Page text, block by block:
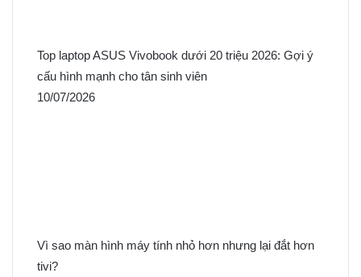
Top laptop ASUS Vivobook dưới 20 triệu 2026: Gợi ý
cấu hình mạnh cho tân sinh viên
10/07/2026
Vì sao màn hình máy tính nhỏ hơn nhưng lại đắt hơn
tivi?